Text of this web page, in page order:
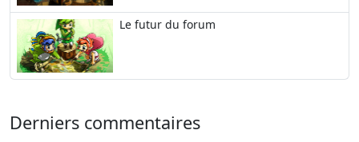
Le futur du forum
Derniers commentaires